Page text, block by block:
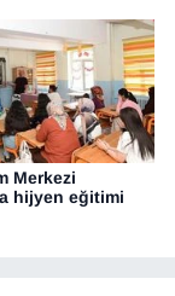
Merkezi
hijyen eğitimi